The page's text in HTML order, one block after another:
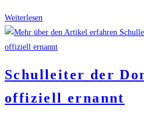
Weiterlesen
2023
Schulleiter der
offiziell ernannt